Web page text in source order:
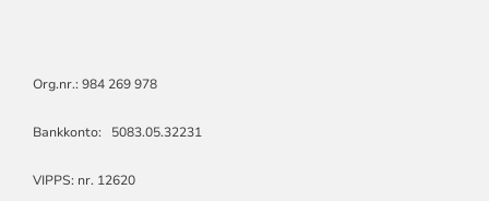
Org.nr.: 984 269 978
Bankkonto: 5083.05.32231
VIPPS: nr. 12620